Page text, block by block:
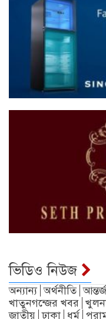
ভিডিও নিউজ
অন্যান্য অর্থনীতি
খাতুনগন্জের খবর
জাতীয় ঢাকা ধর্ম